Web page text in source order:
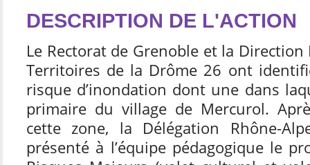
DESCRIPTION DE L'ACTION
Le Rectorat de Grenoble et la
Territoires de la Drôme 26 ont
risque d’inondation dont une dans
primaire du village de Mercurol.
cette zone, la Délégation Rhône-
présenté à l’équipe pédagogique le